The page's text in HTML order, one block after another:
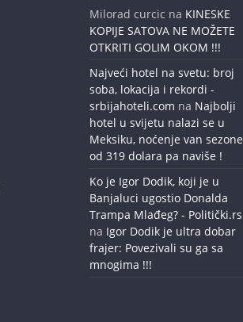
Milorad curcic na KINESKE
KOPIJE SATOVA NE MOŽETE
OTKRITI GOLIM OKOM !!!
Najveći hotel na svetu: broj
soba, lokacija i rekordi -
srbijahoteli.com na Najbolji
hotel u svijetu nalazi se u
Meksiku, noćenje van sezone
od 319 dolara pa naviše !
Ko je Igor Dodik, koji je u
Banjaluci ugostio Donalda
Trampa Mlađeg? - Politički.rs
na Igor Dodik je ultra dobar
frajer: Povezivali su ga sa
mnogima !!!